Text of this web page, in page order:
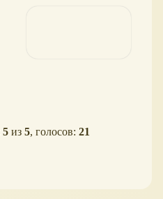
5 из 5, голосов: 21